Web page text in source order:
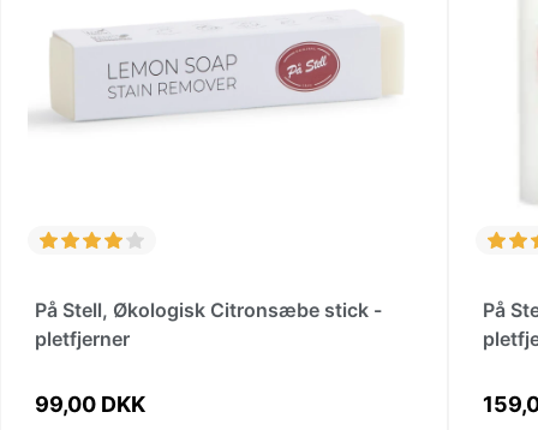
På Stell, Økologisk Citronsæbe stick -
pletfjerner
99,00 DKK
På